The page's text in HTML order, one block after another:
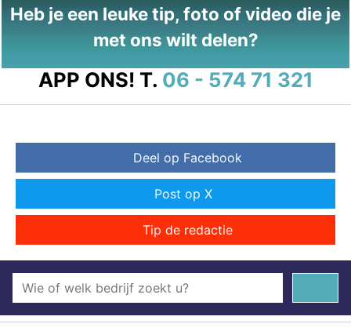
Heb je een leuke tip, foto of video die je
met ons wilt delen?
APP ONS! T. 06 - 574 71 321
Deel op Facebook
Post op X
Tip de redactie